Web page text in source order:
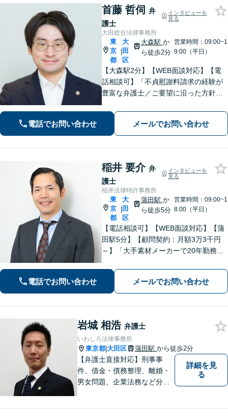
首藤 哲伺 弁
護士
インタビューを
見る
大田総合法律事務所
東
京
都
|
大
田
区
大森駅 か
ら徒歩2分
営業時間：09:00~1
9:00（平日）
【大森駅2分】【WEB面談対応】【電
話相談可】「不貞慰謝料請求の経験が
豊富な弁護士／ご要望に沿った方針を
対応：遺産分割協議・調停から遺留分
侵害請求や相続放棄の手続きまで丁寧
にサポートいたします」【完全個室対
応】
電話でお問い合わせ メールでお問い合わせ
稲井 要介 弁
護士
インタビューを
見る
稲井法律特許事務所
東
京
都
|
大
田
区
蒲田駅 か
ら徒歩5分
営業時間：09:00~1
8:00（平日）
【電話相談可】【WEB面談対応】【蒲
田駅5分】【顧問契約：月額3万3千円
～】「大手素材メーカーで20年勤務、
リーガルチェック」「債権回収：売掛
金や請負代金の未払い、取引先への損
害賠償請求に対応」【休日・夜間相談
可】
電話でお問い合わせ メールでお問い合わせ
岩城 相浩 弁護士
いわしろ法律事務所
東京都|大田区 蒲田駅 から徒歩2分
【弁護士直接対応】刑事事
件、借金・債務整理、離婚・
男女問題、企業法務など分野
詳細を見
る